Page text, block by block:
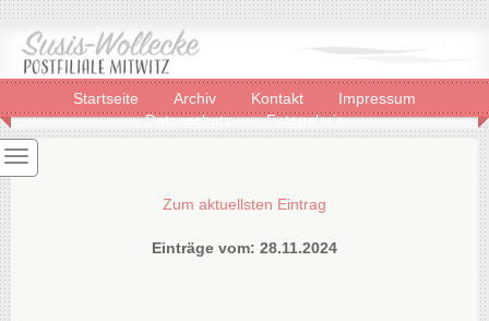
Startseite Archiv Kontakt
Impressum
Datenschutz
Fotogalerie
Zum aktuellsten Eintrag
Einträge vom: 28.11.2024